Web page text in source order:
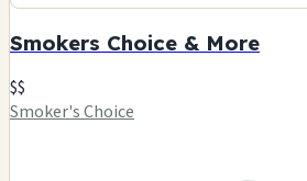
Smokers Choice & More
$$
Smoker's Choice